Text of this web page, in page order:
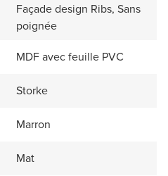
Façade design Ribs, Sans
poignée
MDF avec feuille PVC
Storke
Marron
Mat